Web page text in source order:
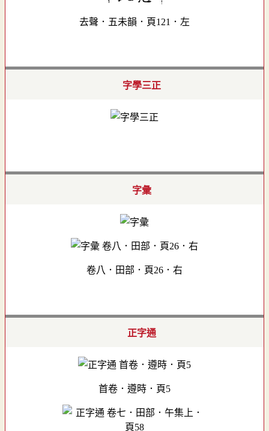
去聲．五未韻．頁121．左
字學三正
字彙
卷八．田部．頁26．右
正字通
首卷．遵時．頁5